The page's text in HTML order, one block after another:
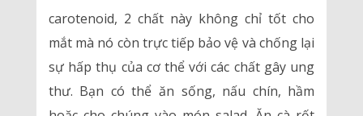
carotenoid, 2 chất này không chỉ tốt cho
mắt mà nó còn trực tiếp bảo vệ và chống lại
sự hấp thụ của cơ thể với các chất gây ung
thư. Bạn có thể ăn sống, nấu chín, hầm